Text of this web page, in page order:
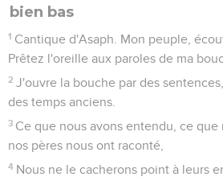
bien bas
1 Cantique d'Asaph. Mon peuple,
Prêtez l'oreille aux paroles de ma
2 J'ouvre la bouche par des
des temps anciens.
3 Ce que nous avons entendu, ce que
nos pères nous ont raconté,
4 Nous ne le cacherons point à leurs